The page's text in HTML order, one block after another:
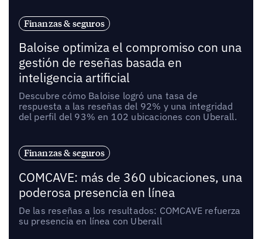
Finanzas & seguros
Baloise optimiza el compromiso con una
gestión de reseñas basada en
inteligencia artificial
Descubre cómo Baloise logró una tasa de
respuesta a las reseñas del 92% y una integridad
del perfil del 93% en 102 ubicaciones con Uberall.
Finanzas & seguros
COMCAVE: más de 360 ubicaciones, una
poderosa presencia en línea
De las reseñas a los resultados: COMCAVE refuerza
su presencia en línea con Uberall